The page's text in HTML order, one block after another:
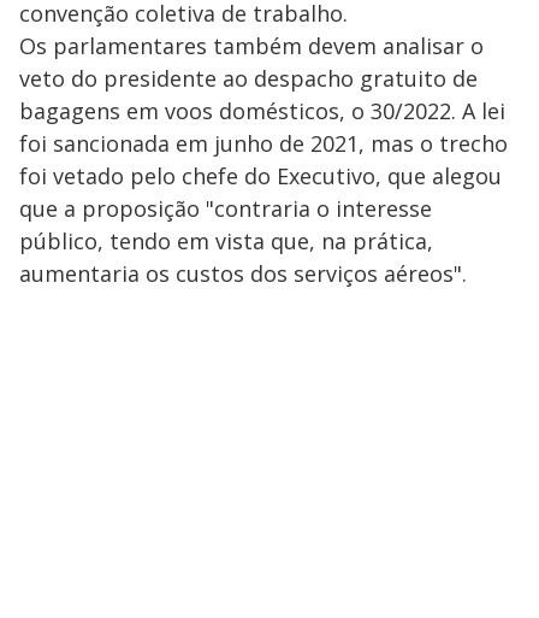
convenção coletiva de trabalho.
Os parlamentares também devem analisar o
veto do presidente ao despacho gratuito de
bagagens em voos domésticos, o 30/2022. A lei
foi sancionada em junho de 2021, mas o trecho
foi vetado pelo chefe do Executivo, que alegou
que a proposição "contraria o interesse
público, tendo em vista que, na prática,
aumentaria os custos dos serviços aéreos".